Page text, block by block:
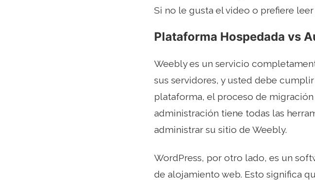
Si no le gusta el video o prefiere
Plataforma Hospedada vs
Weebly es un servicio
sus servidores, y usted debe
plataforma, el proceso de
administración tiene todas las
administrar su sitio de Weebly.
WordPress, por otro lado, es un
de alojamiento web. Esto significa